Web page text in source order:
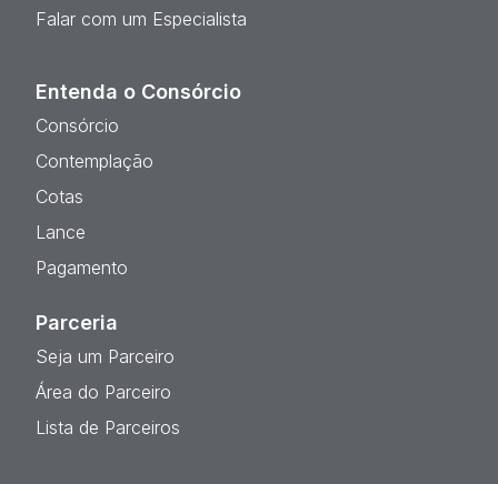
Falar com um Especialista
Entenda o Consórcio
Consórcio
Contemplação
Cotas
Lance
Pagamento
Parceria
Seja um Parceiro
Área do Parceiro
Lista de Parceiros